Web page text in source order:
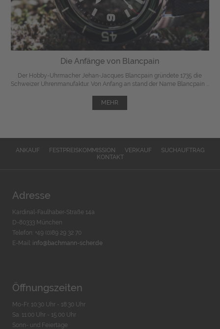
Die Anfänge von Blancpain
Der Hobby-Uhrmacher Jehan-Jacques Blancpain gründete 1735 die
Schweizer Uhrenmanufaktur. Von Anfang an stand der Name Blancpain ...
MEHR
ANKAUF FESTPREISKOMMISSION VERKAUF
SUCHAUFTRAG
KONTAKT
Adresse
Kardinal-Faulhaber-Straße 14a
D-80333 München
Telefon: +49 (0)89 29 32 70
E-Mail: info@bachmann-scher.de
Öffnungszeiten
Mo-Fr. 10:30 Uhr - 18:30 Uhr
Sa. 11:00 Uhr - 15.00 Uhr
Sonn- und Feiertage